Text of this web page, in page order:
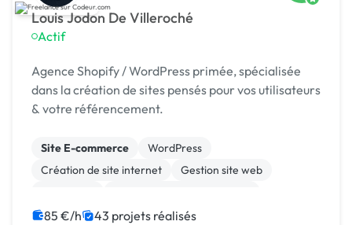
Louis Jodon De Villeroché
Actif
Agence Shopify / WordPress primée, spécialisée
dans la création de sites pensés pour vos utilisateurs
& votre référencement.
Site E-commerce
WordPress
Création de site internet
Gestion site web
Experience utilisateur
Référencement, liens
85 €/h 43 projets réalisés